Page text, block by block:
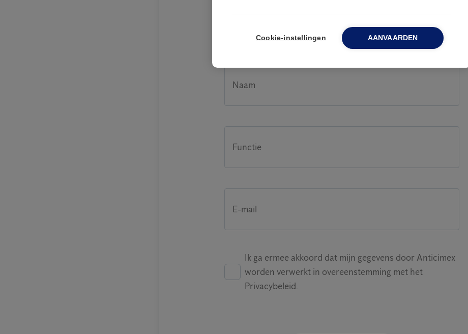
Download e-book Kritieke plaaggebieden
Naam
Functie
E-mail
Ik ga ermee akkoord dat mijn gegevens door Anticimex
worden verwerkt in overeenstemming met het
Privacybeleid.
Cookie-instellingen AANVAARDEN